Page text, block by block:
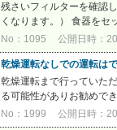
残さいフィルターを確認
くなります。） 食器をセ
No：1095 公開日時：
乾燥運転なしでの運転は
乾燥運転まで行っていた
る可能性がありお勧めで
No：1999 公開日時：